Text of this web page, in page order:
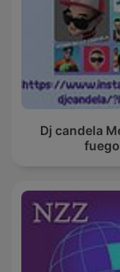
Dj candela
fuego